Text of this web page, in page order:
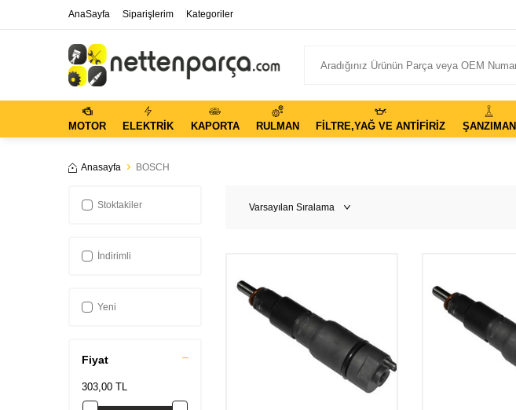
AnaSayfa Siparişlerim Kategoriler
MOTOR ELEKTRIK KAPORTA RULMAN FILTRE,YAĞ VE ANTIFIRIZ ŞANZIMAN
Anasayfa BOSCH
Stoktakiler
İndirimli
Yeni
Fiyat
303,00 TL